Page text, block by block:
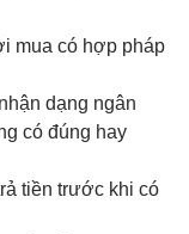
mua có hợp pháp
dạng ngân
có đúng hay
tiền trước khi có